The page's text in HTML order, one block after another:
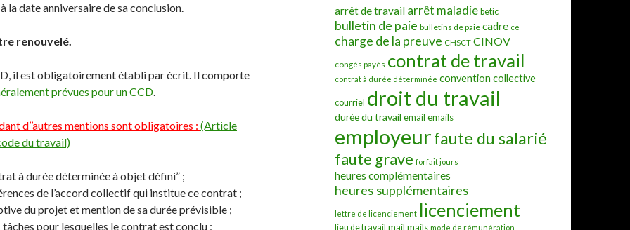
la date anniversaire de sa conclusion.
renouvelé.
il est obligatoirement établi par écrit. Il comporte
prévues pour un CCD.
d’’autres mentions sont obligatoires : (Article
du travail)
à durée déterminée à objet défini” ;
de l’accord collectif qui institue ce contrat ;
du projet et mention de sa durée prévisible ;
pour lesquelles le contrat est conclu ;
arrêt de travail arrêt maladie betic
bulletin de paie bulletins de paie cadre ce
charge de la preuve CHSCT CINOV
congés payés contrat de travail
contrat à durée déterminée convention collective
courriel droit du travail
durée du travail email emails
employeurfaute du salarié
faute grave forfait jours
heures complémentaires
heures supplémentaires
lettre de licenciement licenciement
lieu de travail mail mails mode de rémunération